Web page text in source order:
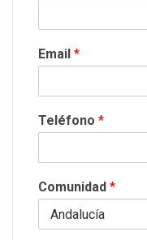
Email *
Teléfono *
Comunidad *